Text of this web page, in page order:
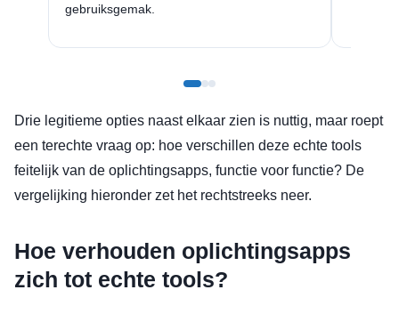
gebruiksgemak.
Drie legitieme opties naast elkaar zien is nuttig, maar roept
een terechte vraag op: hoe verschillen deze echte tools
feitelijk van de oplichtingsapps, functie voor functie? De
vergelijking hieronder zet het rechtstreeks neer.
Hoe verhouden oplichtingsapps
zich tot echte tools?